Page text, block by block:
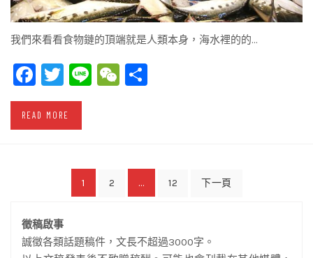
我們來看看食物鏈的頂端就是人類本身，海水裡的的…
Facebook
Twitter
LineWeChat
READ MORE
1 2 ... 12 下一頁
徵稿啟事
誠徵各類話題稿件，文長不超過3000字。